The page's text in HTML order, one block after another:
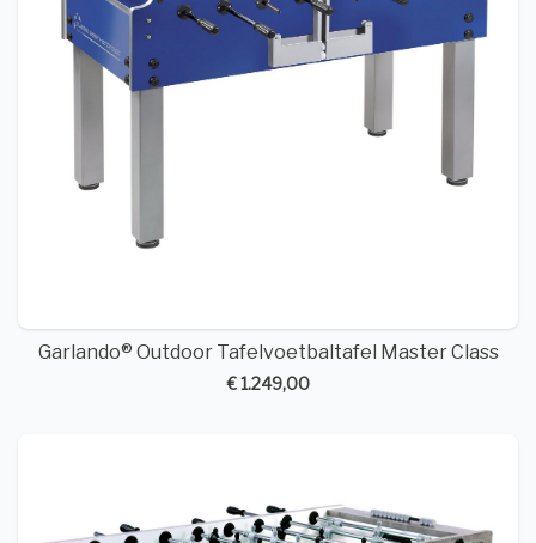
Garlando® Outdoor Tafelvoetbaltafel Master Class
€ 1.249,00